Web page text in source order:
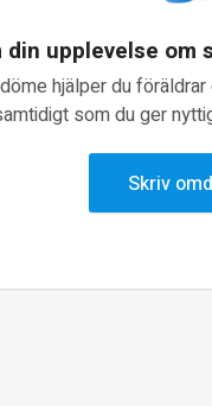
din upplevelse om
hjälper du
som du ger
Skriv